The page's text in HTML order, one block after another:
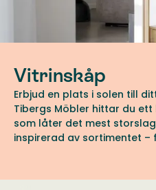
Vitrinskåp
Erbjud en plats i solen till
Tibergs Möbler hittar du
som låter det mest
inspirerad av sortimentet –